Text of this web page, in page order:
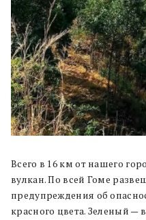
Всего в 16 км от нашего
вулкан. По всей Гоме
предупреждения об
красного цвета. Зеленый —